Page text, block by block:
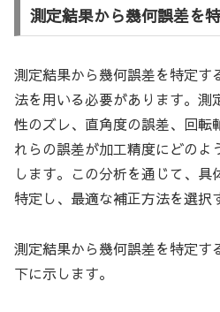
測定結果から幾何誤差を
測定結果から幾何誤差を特定す
法を用いる必要があります。測
性のズレ、直角度の誤差、回転
れらの誤差が加工精度にどのよ
します。この分析を通じて、具
特定し、最適な補正方法を選択
測定結果から幾何誤差を特定す
下に示します。